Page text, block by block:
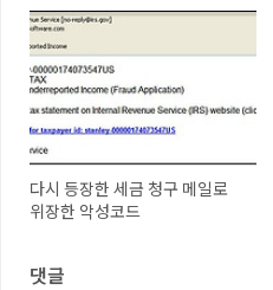
다시 등장한 세금 청구 메일로
위장한 악성코드
댓글